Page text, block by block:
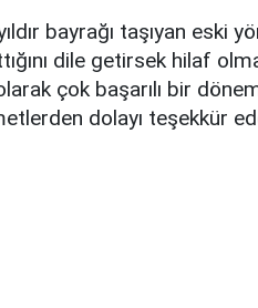
bayrağı taşıyan eski
dile getirsek hilaf
çok başarılı bir
dolayı teşekkür